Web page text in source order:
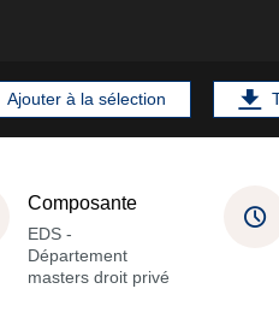
Ajouter à la sélection
Composante
EDS -
Département
masters droit privé